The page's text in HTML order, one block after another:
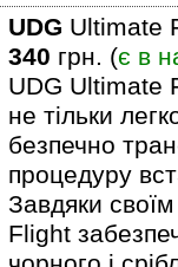
UDG Ultimate
340 грн. (є в
UDG Ultimate
не тільки
безпечно
процедуру
Завдяки
Flight